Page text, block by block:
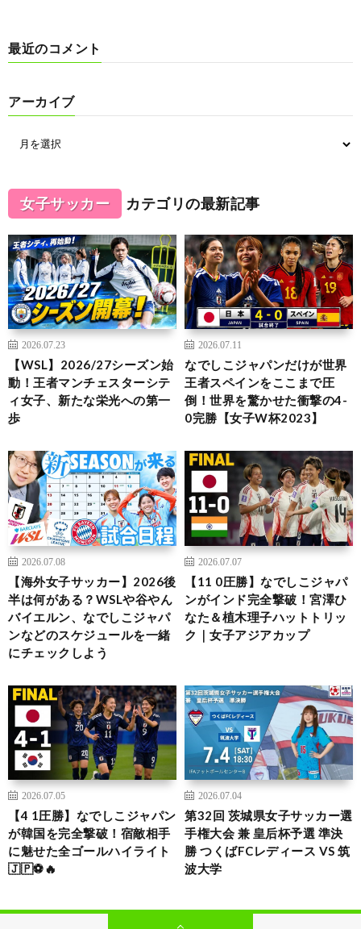
最近のコメント
アーカイブ
女子サッカー カテゴリの最新記事
2026.07.23
【WSL】2026/27シーズン始
動！王者マンチェスターシテ
ィ女子、新たな栄光への第一
歩
2026.07.11
なでしこジャパンだけが世界
王者スペインをここまで圧
倒！世界を驚かせた衝撃の4-
0完勝【女子W杯2023】
2026.07.08
【海外女子サッカー】2026後
半は何がある？WSLや谷やん
バイエルン、なでしこジャパ
ンなどのスケジュールを一緒
にチェックしよう
2026.07.07
【11 0圧勝】なでしこジャパ
ンがインド完全撃破！宮澤ひ
なた＆植木理子ハットトリッ
ク｜女子アジアカップ
2026.07.05
【4 1圧勝】なでしこジャパン
が韓国を完全撃破！宿敵相手
に魅せた全ゴールハイライト
🇯🇵⚽🔥
2026.07.04
第32回 茨城県女子サッカー選
手権大会 兼 皇后杯予選 準決
勝 つくばFCレディース VS 筑
波大学